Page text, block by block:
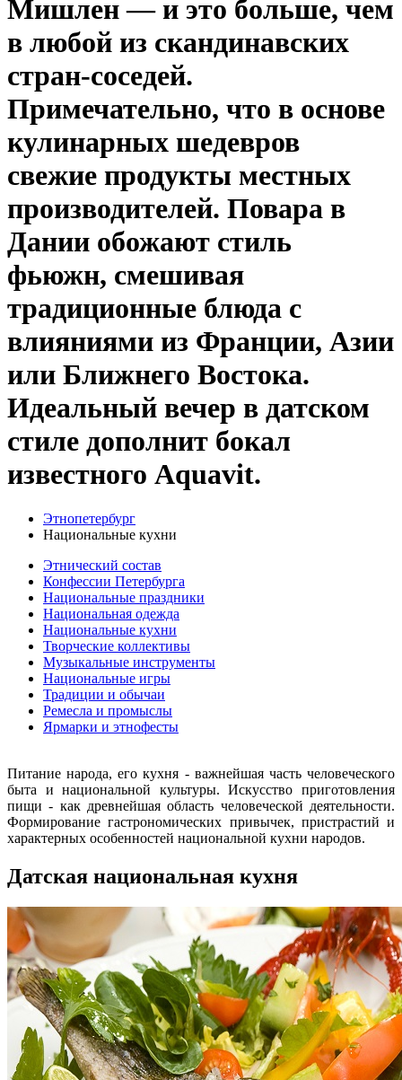
Мишлен — и это больше, чем
в любой из скандинавских
стран-соседей.
Примечательно, что в основе
кулинарных шедевров
свежие продукты местных
производителей. Повара в
Дании обожают стиль
фьюжн, смешивая
традиционные блюда с
влияниями из Франции, Азии
или Ближнего Востока.
Идеальный вечер в датском
стиле дополнит бокал
известного Aquavit.
Этнопетербург
Национальные кухни
Этнический состав
Конфессии Петербурга
Национальные праздники
Национальная одежда
Национальные кухни
Творческие коллективы
Музыкальные инструменты
Национальные игры
Традиции и обычаи
Ремесла и промыслы
Ярмарки и этнофесты
Питание народа, его кухня - важнейшая часть человеческого
быта и национальной культуры. Искусство приготовления
пищи - как древнейшая область человеческой деятельности.
Формирование гастрономических привычек, пристрастий и
характерных особенностей национальной кухни народов.
Датская национальная кухня